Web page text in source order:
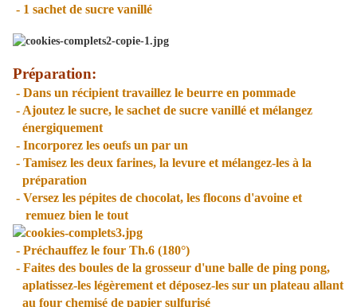
- 1 sachet de sucre vanillé
Préparation:
- Dans un récipient travaillez le beurre en pommade
- Ajoutez le sucre, le sachet de sucre vanillé et mélangez
énergiquement
- Incorporez les oeufs un par un
- Tamisez les deux farines, la levure et mélangez-les à la
préparation
- Versez les pépites de chocolat, les flocons d'avoine et
remuez bien le tout
- Préchauffez le four Th.6 (180°)
- Faites des boules de la grosseur d'une balle de ping pong,
aplatissez-les légèrement et déposez-les sur un plateau allant
au four chemisé de papier sulfurisé